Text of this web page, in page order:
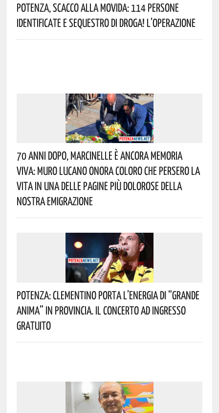
Potenza, Scacco Alla Movida: 114 Persone
Identificate E Sequestro Di Droga! L’operazione
70 Anni Dopo, Marcinelle È Ancora Memoria
Viva: Muro Lucano Onora Coloro Che Persero La
Vita In Una Delle Pagine Più Dolorose Della
Nostra Emigrazione
Potenza: Clementino Porta L’energia Di “Grande
Anima” In Provincia. Il Concerto Ad Ingresso
Gratuito